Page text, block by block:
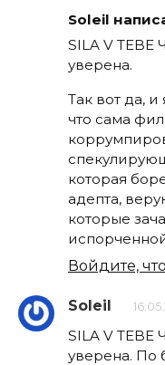
Soleil
SILA V TEBE
уверена.
Так вот да,
что сама
которая
адепта,
которые
Войдите,
Soleil
SILA V TEBE
уверена. По